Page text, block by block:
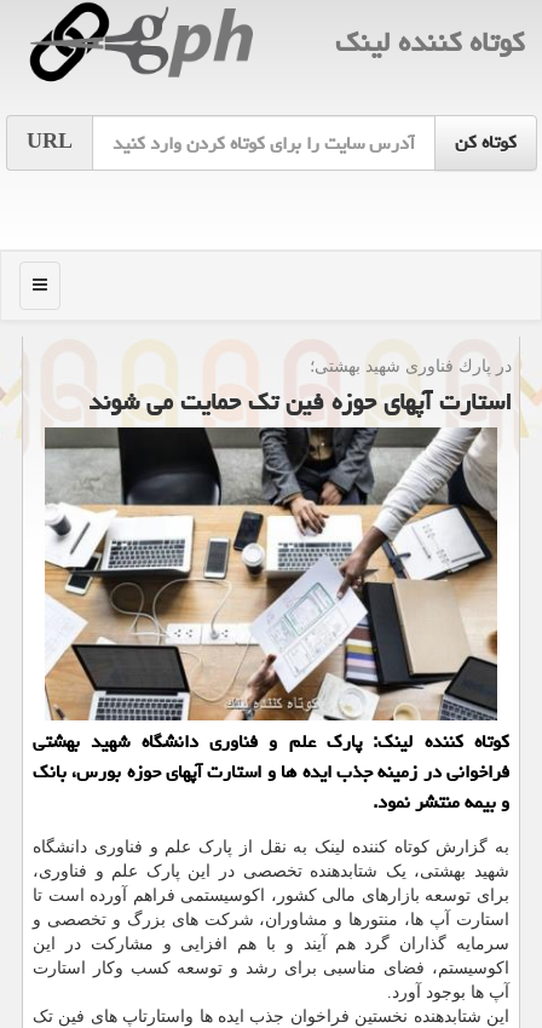
كوتاه كننده لینك
URL
منو
در پارك فناوری شهید بهشتی؛
استارت آپهای حوزه فین تك حمایت می شوند
کوتاه کننده لینک: پارک علم و فناوری دانشگاه شهید بهشتی
فراخوانی در زمینه جذب ایده ها و استارت آپهای حوزه بورس، بانک
و بیمه منتشر نمود.
به گزارش کوتاه کننده لینک به نقل از پارک علم و فناوری دانشگاه
شهید بهشتی، یک شتابدهنده تخصصی در این پارک علم و فناوری،
برای توسعه بازارهای مالی کشور، اکوسیستمی فراهم آورده است تا
استارت آپ ها، منتورها و مشاوران، شرکت های بزرگ و تخصصی و
سرمایه گذاران گرد هم آیند و با هم افزایی و مشارکت در این
اکوسیستم، فضای مناسبی برای رشد و توسعه کسب وکار استارت
آپ ها بوجود آورد.
این شتابدهنده نخستین فراخوان جذب ایده ها واستارتاپ های فین تک